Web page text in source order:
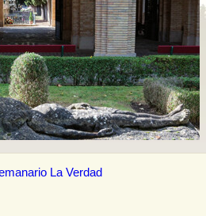
La Verdad